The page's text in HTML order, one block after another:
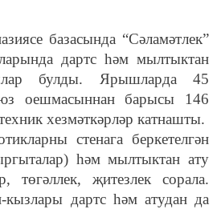
базасында “Сәламәтлек”
дартс һәм мылтыктан
булды. Ярышларда 45
оешмасыннан барысы 146
хезмәткәрләр катнашты.
стенага беркетелгән
һәм мылтыктан ату
төгәллек, җитезлек сорала.
кызлары дартс һәм атудан да